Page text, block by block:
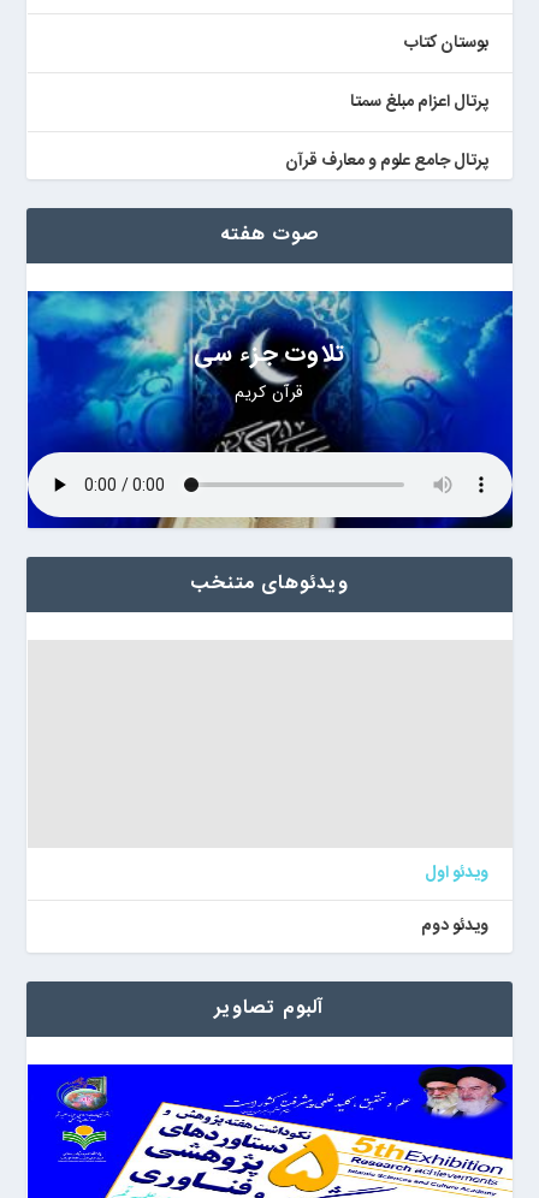
بوستان کتاب
پرتال اعزام مبلغ سمتا
پرتال جامع علوم و معارف قرآن
صوت هفته
تلاوت جزء سی
قرآن کریم
ویدئوهای متنخب
ویدئو اول
ویدئو دوم
آلبوم تصاویر